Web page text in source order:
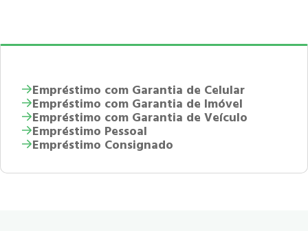
Empréstimo com Garantia de Celular
Empréstimo com Garantia de Imóvel
Empréstimo com Garantia de Veículo
Empréstimo Pessoal
Empréstimo Consignado